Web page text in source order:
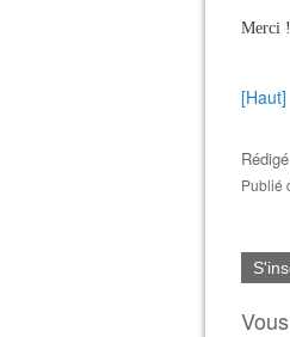
Merci !
[Haut]